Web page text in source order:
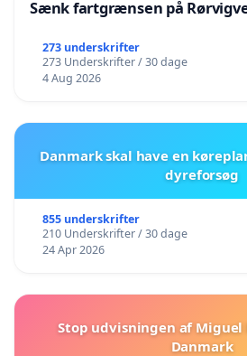
Sænk fartgrænsen på
273 underskrifter
273 Underskrifter / 30 dage
4 Aug 2026
Danmark skal have en
dyreforsøg
855 underskrifter
210 Underskrifter / 30 dage
24 Apr 2026
Stop udvisningen af
Danmark